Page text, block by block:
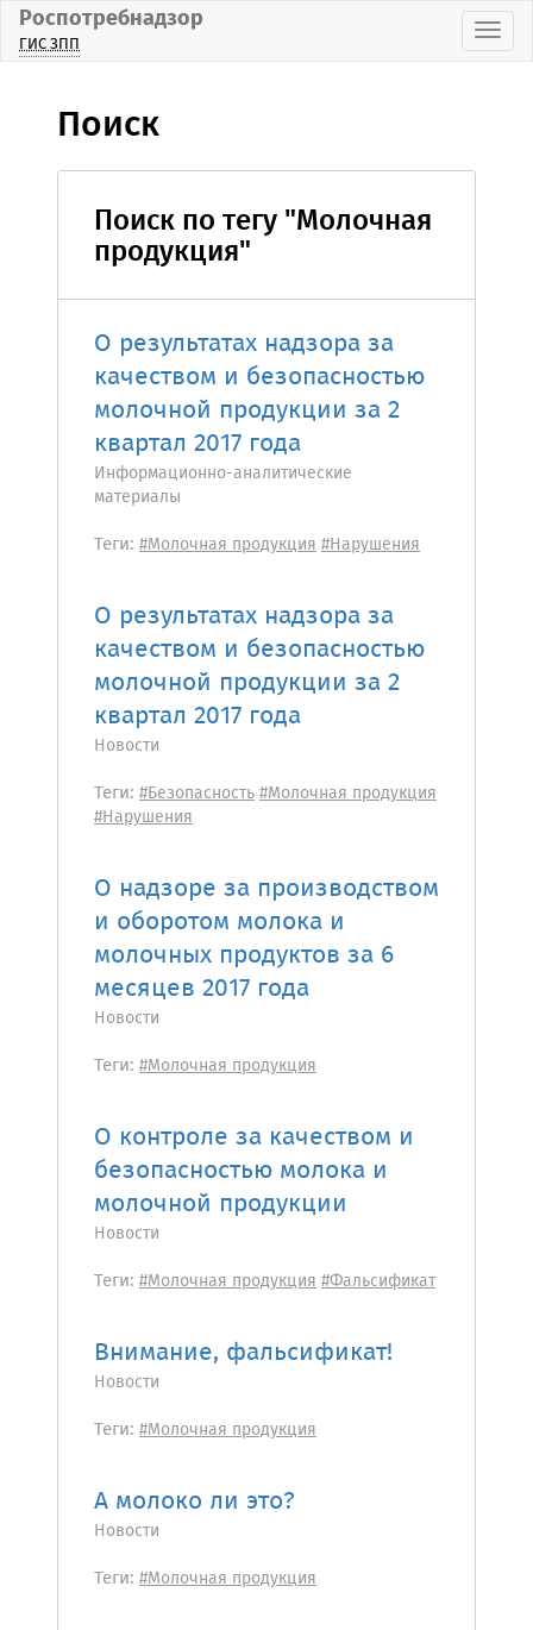
Роспотребнадзор
ГИС ЗПП
Поиск
Поиск по тегу "Молочная
продукция"
О результатах надзора за
качеством и безопасностью
молочной продукции за 2
квартал 2017 года
Информационно-аналитические
материалы
Теги: #Молочная продукция#Нарушения
О результатах надзора за
качеством и безопасностью
молочной продукции за 2
квартал 2017 года
Новости
Теги: #Безопасность#Молочная продукция
#Нарушения
О надзоре за производством
и оборотом молока и
молочных продуктов за 6
месяцев 2017 года
Новости
Теги: #Молочная продукция
О контроле за качеством и
безопасностью молока и
молочной продукции
Новости
Теги: #Молочная продукция#Фальсификат
Внимание, фальсификат!
Новости
Теги: #Молочная продукция
А молоко ли это?
Новости
Теги: #Молочная продукция